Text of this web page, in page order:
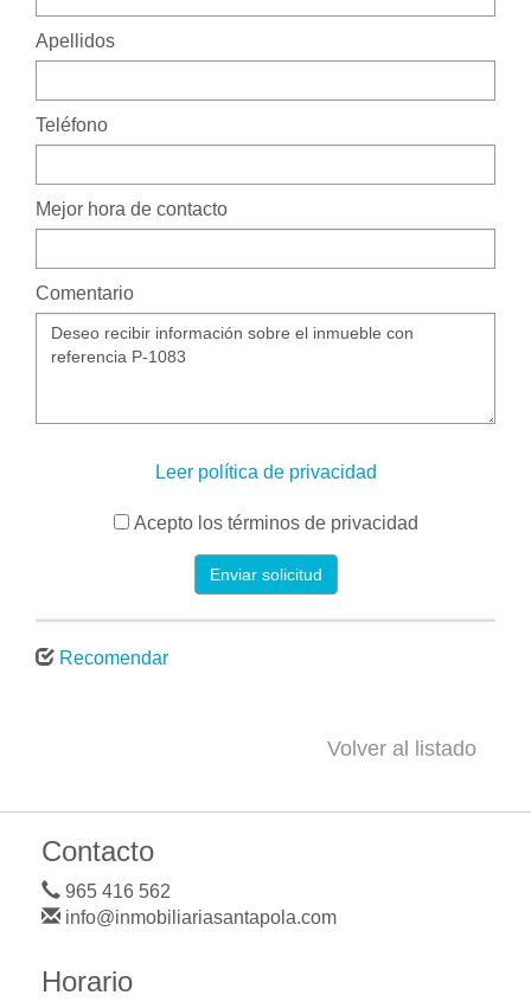
Apellidos
Teléfono
Mejor hora de contacto
Comentario
Leer política de privacidad
Acepto los términos de privacidad
Enviar solicitud
Recomendar
Volver al listado
Contacto
965 416 562
info@inmobiliariasantapola.com
Horario